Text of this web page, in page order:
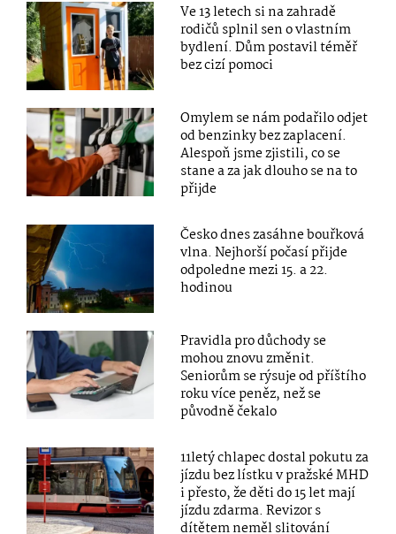
Ve 13 letech si na zahradě
rodičů splnil sen o vlastním
bydlení. Dům postavil téměř
bez cizí pomoci
Omylem se nám podařilo odjet
od benzinky bez zaplacení.
Alespoň jsme zjistili, co se
stane a za jak dlouho se na to
přijde
Česko dnes zasáhne bouřková
vlna. Nejhorší počasí přijde
odpoledne mezi 15. a 22.
hodinou
Pravidla pro důchody se
mohou znovu změnit.
Seniorům se rýsuje od příštího
roku více peněz, než se
původně čekalo
11letý chlapec dostal pokutu za
jízdu bez lístku v pražské MHD
i přesto, že děti do 15 let mají
jízdu zdarma. Revizor s
dítětem neměl slitování